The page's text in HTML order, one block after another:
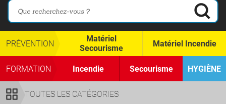
TOUTES LES CATÉGORIES
PRÉVENTION
Matériel
Secourisme
Matériel Incendie
FORMATION Incendie Secourisme HYGIÈNE